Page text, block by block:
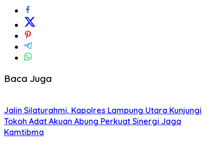
Baca Juga
Jalin Silaturahmi, Kapolres Lampung Utara Kunjungi
Tokoh Adat Akuan Abung Perkuat Sinergi Jaga
Kamtibma